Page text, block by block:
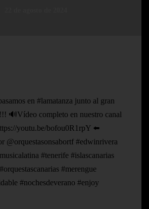
en #lamatanza junto al gran
🔊Vídeo completo en nuestro canal
youtu.be/bofou0R1rpY ⬅️
@orquestasonsabortf #edwinrivera
#tenerife #islascanarias
#merengue
#nochesdeverano #enjoy